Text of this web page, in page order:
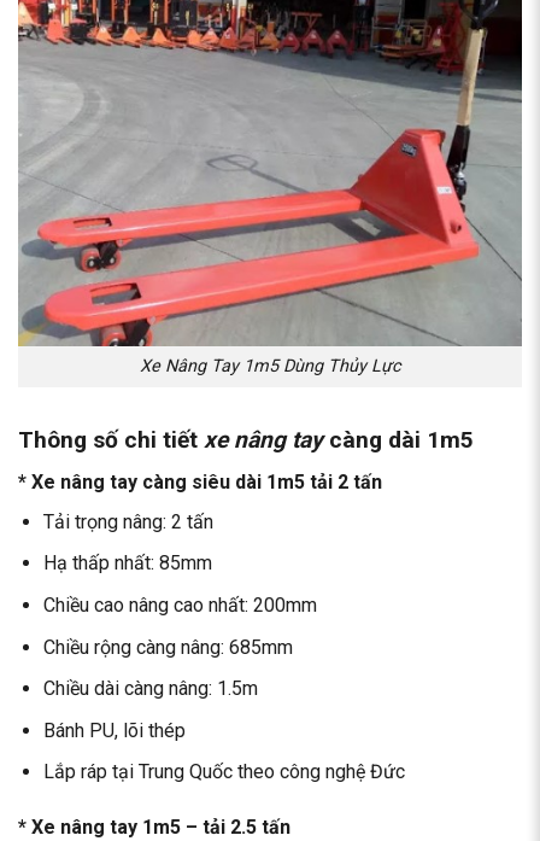
Xe Nâng Tay 1m5 Dùng Thủy Lực
Thông số chi tiết xe nâng taycàng dài 1m5
* Xe nâng tay càng siêu dài 1m5 tải 2 tấn
Tải trọng nâng: 2 tấn
Hạ thấp nhất: 85mm
Chiều cao nâng cao nhất: 200mm
Chiều rộng càng nâng: 685mm
Chiều dài càng nâng: 1.5m
Bánh PU, lõi thép
Lắp ráp tại Trung Quốc theo công nghệ Đức
* Xe nâng tay 1m5 – tải 2.5 tấn